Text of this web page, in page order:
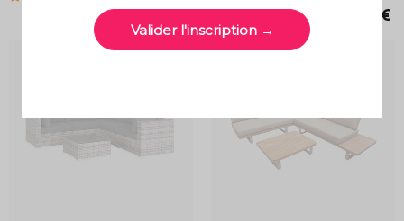
899,99 € 839,99 €
NOUVEAU